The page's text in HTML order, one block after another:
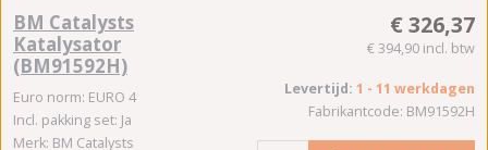
BM Catalysts
Katalysator
(BM91592H)
Euro norm: EURO 4
Incl. pakking set: Ja
Merk: BM Catalysts
€ 326,37
€ 394,90 incl. btw
Levertijd: 1 - 11 werkdagen
Fabrikantcode: BM91592H